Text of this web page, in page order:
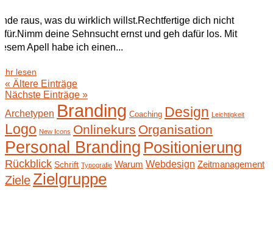
raus, was du wirklich willst.Rechtfertige dich nicht
deine Sehnsucht ernst und geh dafür los. Mit
Apell habe ich einen...
lesen
« Ältere Einträge
Nächste Einträge »
Archetypen Branding Coaching Design Leichtigkeit
Logo New Icons Onlinekurs Organisation
Personal Branding Positionierung
Rückblick Schrift Typografie Warum Webdesign Zeitmanagement
Ziele Zielgruppe